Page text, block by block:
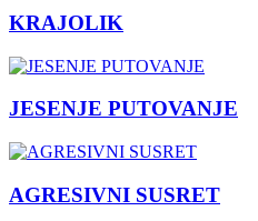
KRAJOLIK
JESENJE PUTOVANJE
AGRESIVNI SUSRET